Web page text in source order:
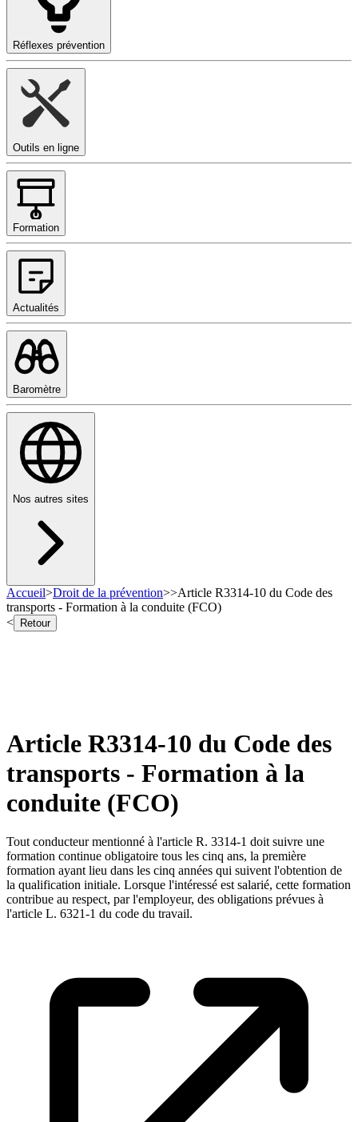
Réflexes prévention
Outils en ligne
Formation
Actualités
Baromètre
Nos autres sites
Accueil>Droit de la prévention>>Article R3314-10 du Code des
transports - Formation à la conduite (FCO)
<
Retour
Article R3314-10 du Code des
transports - Formation à la
conduite (FCO)
Tout conducteur mentionné à l'article R. 3314-1 doit suivre une
formation continue obligatoire tous les cinq ans, la première
formation ayant lieu dans les cinq années qui suivent l'obtention de
la qualification initiale. Lorsque l'intéressé est salarié, cette formation
contribue au respect, par l'employeur, des obligations prévues à
l'article L. 6321-1 du code du travail.